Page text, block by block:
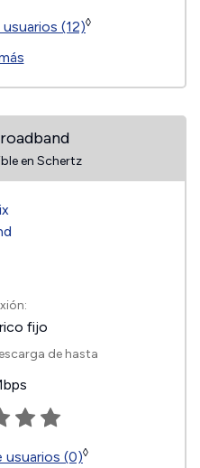
(12)◊
en Schertz
fijo
de hasta
usuarios (0)◊